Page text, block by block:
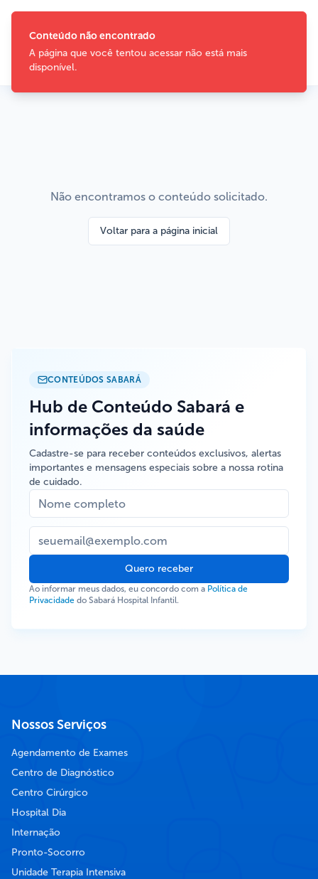
Conteúdo não encontrado
A página que você tentou acessar não está mais
disponível.
Não encontramos o conteúdo solicitado.
Voltar para a página inicial
CONTEÚDOS SABARÁ
Hub de Conteúdo Sabará e
informações da saúde
Cadastre-se para receber conteúdos exclusivos, alertas
importantes e mensagens especiais sobre a nossa rotina
de cuidado.
Quero receber
Ao informar meus dados, eu concordo com a Política de
Privacidade do Sabará Hospital Infantil.
Nossos Serviços
Agendamento de Exames
Centro de Diagnóstico
Centro Cirúrgico
Hospital Dia
Internação
Pronto-Socorro
Unidade Terapia Intensiva